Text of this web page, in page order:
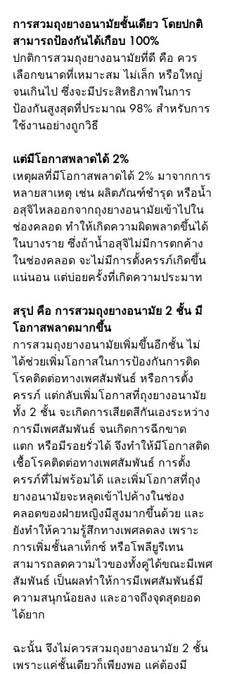
การสวมถุงยางอนามัยชั้นเดียว โดยปกติ
สามารถป้องกันได้เกือบ 100%
ปกติการสวมถุงยางอนามัยที่ดี คือ ควร
เลือกขนาดที่เหมาะสม ไม่เล็ก หรือใหญ่
จนเกินไป ซึ่งจะมีประสิทธิภาพในการ
ป้องกันสูงสุดที่ประมาณ 98% สำหรับการ
ใช้งานอย่างถูกวิธี
แต่มีโอกาสพลาดได้ 2%
เหตุผลที่มีโอกาสพลาดได้ 2% มาจากการ
หลายสาเหตุ เช่น ผลิตภัณฑ์ชำรุด หรือน้ำ
อสุจิไหลออกจากถุงยางอนามัยเข้าไปใน
ช่องคลอด ทำให้เกิดความผิดพลาดขึ้นได้
ในบางราย ซึ่งถ้าน้ำอสุจิไม่มีการตกค้าง
ในช่องคลอด จะไม่มีการตั้งครรภ์เกิดขึ้น
แน่นอน แต่บ่อยครั้งที่เกิดความประมาท
สรุป คือ การสวมถุงยางอนามัย 2 ชั้น มี
โอกาสพลาดมากขึ้น
การสวมถุงยางอนามัยเพิ่มขึ้นอีกชั้น ไม่
ได้ช่วยเพิ่มโอกาสในการป้องกันการติด
โรคติดต่อทางเพศสัมพันธ์ หรือการตั้ง
ครรภ์ แต่กลับเพิ่มโอกาสที่ถุงยางอนามัย
ทั้ง 2 ชั้น จะเกิดการเสียดสีกันเองระหว่าง
การมีเพศสัมพันธ์ จนเกิดการฉีกขาด
แตก หรือมีรอยรั่วได้ จึงทำให้มีโอกาสติด
เชื้อโรคติดต่อทางเพศสัมพันธ์ การตั้ง
ครรภ์ที่ไม่พร้อมได้ และเพิ่มโอกาสที่ถุง
ยางอนามัยจะหลุดเข้าไปค้างในช่อง
คลอดของฝ่ายหญิงมีสูงมากขึ้นด้วย และ
ยังทำให้ความรู้สึกทางเพศลดลง เพราะ
การเพิ่มชั้นลาเท็กซ์ หรือโพลียูรีเทน
สามารถลดความไวของทั้งคู่ได้ขณะมีเพศ
สัมพันธ์ เป็นผลทำให้การมีเพศสัมพันธ์มี
ความสนุกน้อยลง และอาจถึงจุดสุดยอด
ได้ยาก
ฉะนั้น จึงไม่ควรสวมถุงยางอนามัย 2 ชั้น
เพราะแค่ชั้นเดียวก็เพียงพอ แค่ต้องมี